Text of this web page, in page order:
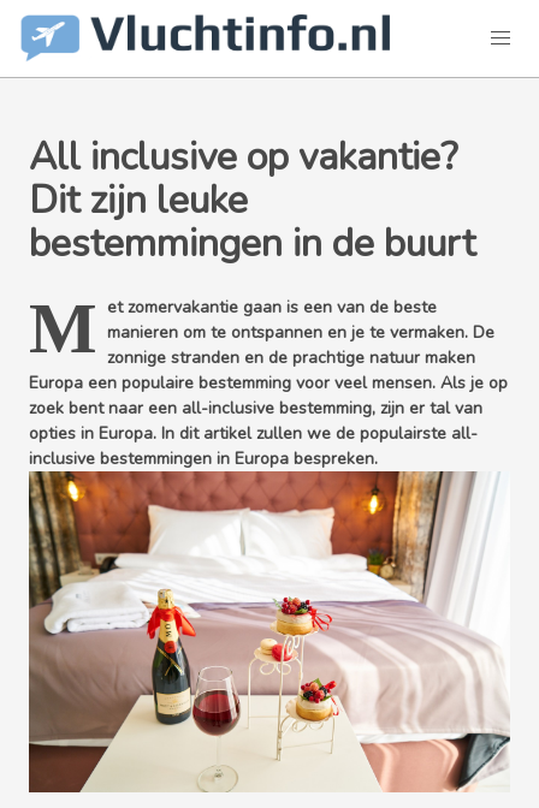
All inclusive op vakantie?
Dit zijn leuke
bestemmingen in de buurt
M et zomervakantie gaan is een van de beste
manieren om te ontspannen en je te vermaken. De
zonnige stranden en de prachtige natuur maken
Europa een populaire bestemming voor veel mensen. Als je op
zoek bent naar een all-inclusive bestemming, zijn er tal van
opties in Europa. In dit artikel zullen we de populairste all-
inclusive bestemmingen in Europa bespreken.